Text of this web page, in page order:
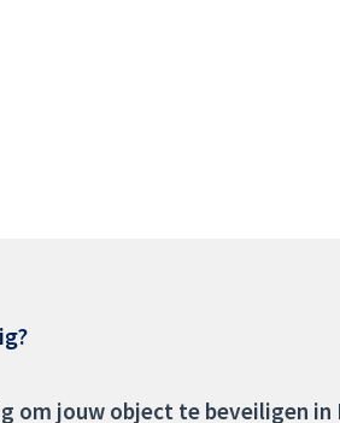
om jouw object te beveiligen